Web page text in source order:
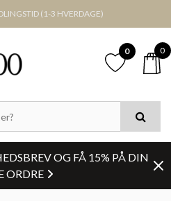
(1-3 HVERDAGE)
0 0
OG FÅ 15% PÅ DIN
ORDRE